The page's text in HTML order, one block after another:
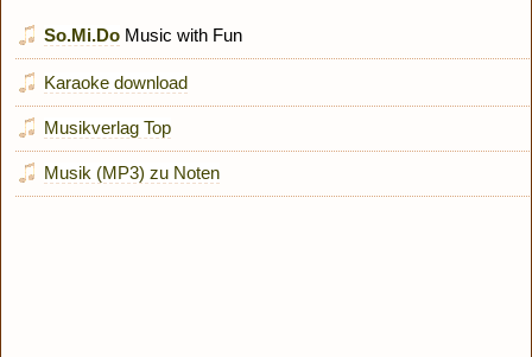
So.Mi.Do Music with Fun
Karaoke download
Musikverlag Top
Musik (MP3) zu Noten